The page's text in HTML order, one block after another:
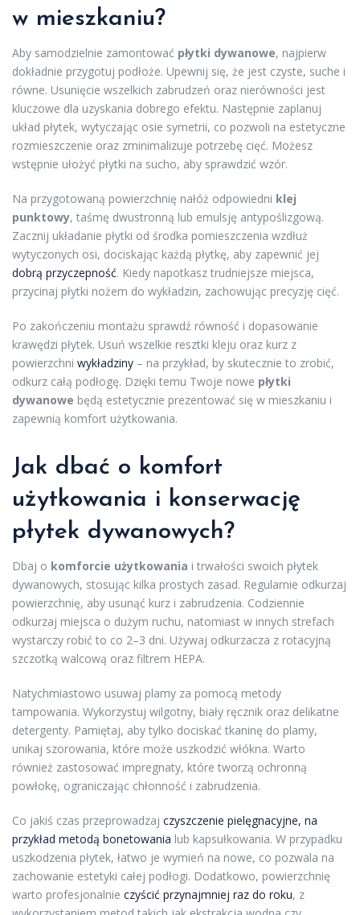
w mieszkaniu?
Aby samodzielnie zamontować płytki dywanowe, najpierw
dokładnie przygotuj podłoże. Upewnij się, że jest czyste, suche i
równe. Usunięcie wszelkich zabrudzeń oraz nierówności jest
kluczowe dla uzyskania dobrego efektu. Następnie zaplanuj
układ płytek, wytyczając osie symetrii, co pozwoli na estetyczne
rozmieszczenie oraz zminimalizuje potrzebę cięć. Możesz
wstępnie ułożyć płytki na sucho, aby sprawdzić wzór.
Na przygotowaną powierzchnię nałóż odpowiedni klej
punktowy, taśmę dwustronną lub emulsję antypoślizgową.
Zacznij układanie płytki od środka pomieszczenia wzdłuż
wytyczonych osi, dociskając każdą płytkę, aby zapewnić jej
dobrą przyczepność. Kiedy napotkasz trudniejsze miejsca,
przycinaj płytki nożem do wykładzin, zachowując precyzję cięć.
Po zakończeniu montażu sprawdź równość i dopasowanie
krawędzi płytek. Usuń wszelkie resztki kleju oraz kurz z
powierzchni wykładziny – na przykład, by skutecznie to zrobić,
odkurz całą podłogę. Dzięki temu Twoje nowe płytki
dywanowe będą estetycznie prezentować się w mieszkaniu i
zapewnią komfort użytkowania.
Jak dbać o komfort
użytkowania i konserwację
płytek dywanowych?
Dbaj o komforcie użytkowania i trwałości swoich płytek
dywanowych, stosując kilka prostych zasad. Regularnie odkurzaj
powierzchnię, aby usunąć kurz i zabrudzenia. Codziennie
odkurzaj miejsca o dużym ruchu, natomiast w innych strefach
wystarczy robić to co 2–3 dni. Używaj odkurzacza z rotacyjną
szczotką walcową oraz filtrem HEPA.
Natychmiastowo usuwaj plamy za pomocą metody
tampowania. Wykorzystuj wilgotny, biały ręcznik oraz delikatne
detergenty. Pamiętaj, aby tylko dociskać tkaninę do plamy,
unikaj szorowania, które może uszkodzić włókna. Warto
również zastosować impregnaty, które tworzą ochronną
powłokę, ograniczając chłonność i zabrudzenia.
Co jakiś czas przeprowadzaj czyszczenie pielęgnacyjne, na
przykład metodą bonetowania lub kapsułkowania. W przypadku
uszkodzenia płytek, łatwo je wymień na nowe, co pozwala na
zachowanie estetyki całej podłogi. Dodatkowo, powierzchnię
warto profesjonalnie czyścić przynajmniej raz do roku, z